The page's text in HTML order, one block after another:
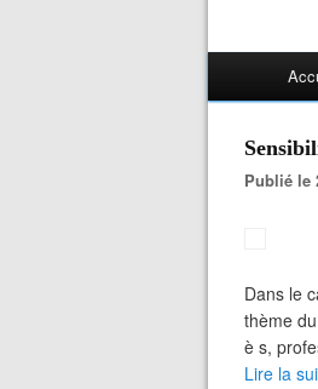
Publié le
Dans le
thème
è s,
Lire la